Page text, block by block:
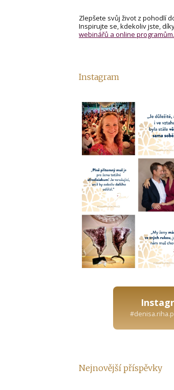
Zlepšete svůj život z pohodlí
Inspirujte se, kdekoliv jste,
webinářů a online programům.
Instagram
Nejnovější příspěvky